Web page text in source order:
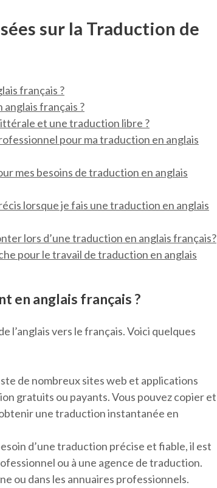
sur la Traduction de
français ?
français ?
et une traduction libre ?
pour ma traduction en anglais
mes besoins de traduction en anglais
lorsque je fais une traduction en anglais
lors d’une traduction en anglais français?
pour le travail de traduction en anglais
en anglais français ?
l’anglais vers le français. Voici quelques
de nombreux sites web et applications
gratuits ou payants. Vous pouvez copier et
une traduction instantanée en
d’une traduction précise et fiable, il est
ou à une agence de traduction.
ou dans les annuaires professionnels.